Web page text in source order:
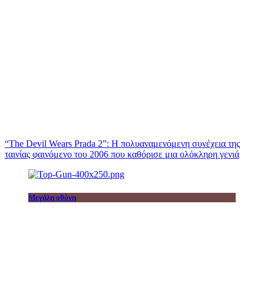
“The Devil Wears Prada 2”: Η πολυαναμενόμενη συνέχεια της
ταινίας φαινόμενο του 2006 που καθόρισε μια ολόκληρη γενιά
Μεγάλη οθόνη